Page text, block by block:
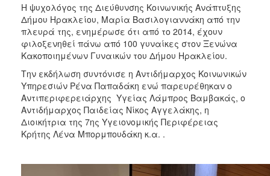
Η ψυχολόγος της Διεύθυνσης Κοινωνικής Ανάπτυξης
Δήμου Ηρακλείου, Μαρία Βασιλογιαννάκη από την
πλευρά της, ενημέρωσε ότι από το 2014, έχουν
φιλοξενηθεί πάνω από 100 γυναίκες στον Ξενώνα
Κακοποιημένων Γυναικών του Δήμου Ηρακλείου.
Την εκδήλωση συντόνισε η Αντιδήμαρχος Κοινωνικών
Υπηρεσιών Ρένα Παπαδάκη ενώ παρευρέθηκαν ο
Αντιπεριφερειάρχης Υγείας Λάμπρος Βαμβακάς, ο
Αντιδήμαρχος Παιδείας Νίκος Αγγελάκης, η
Διοικήτρια της 7ης Υγειονομικής Περιφέρειας
Κρήτης Λένα Μπορμπουδάκη κ.α. .